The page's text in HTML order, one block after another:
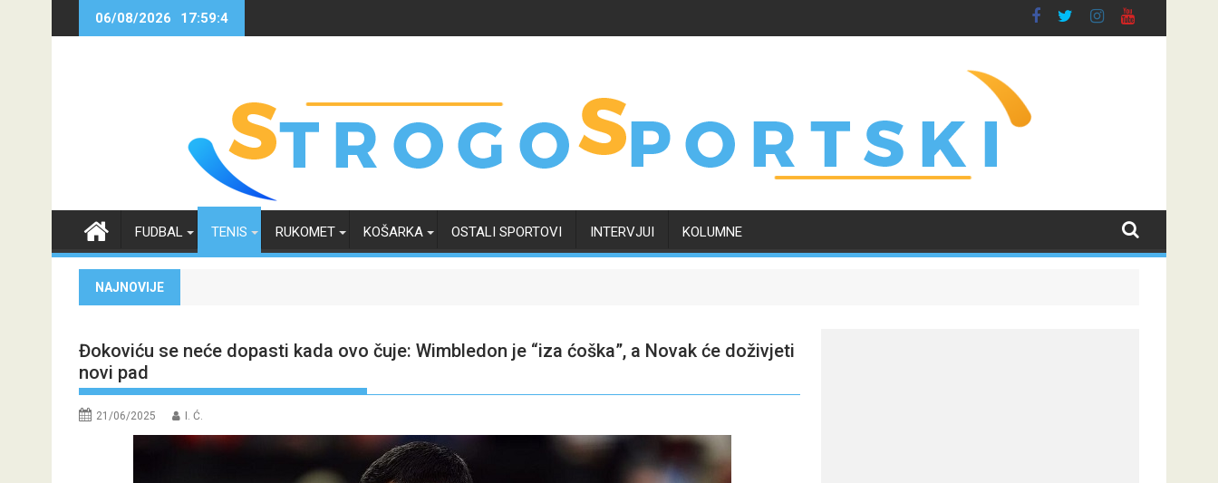
06/08/2026 17:59:5
FUDBAL TENIS RUKOMET KOŠARKA OSTALI SPORTOVI INTERVJUI KOLUMNE
NAJNOVIJE
Đokoviću se neće dopasti kada ovo čuje: Wimbledon je “iza ćoška”, a Novak će doživjeti
novi pad
21/06/2025 I. Ć.